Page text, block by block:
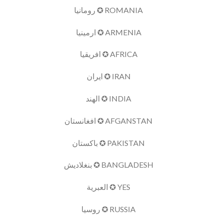
ROMANIA ✪ رومانيا
ARMENIA ✪ ارمينيا
AFRICA ✪ افريقيا
IRAN ✪ ايران
INDIA ✪ الهند
AFGANSTAN ✪ افغانستان
PAKISTAN ✪ باكستان
BANGLADESH ✪ بنغلاديش
YES ✪ العبرية
RUSSIA ✪ روسيا